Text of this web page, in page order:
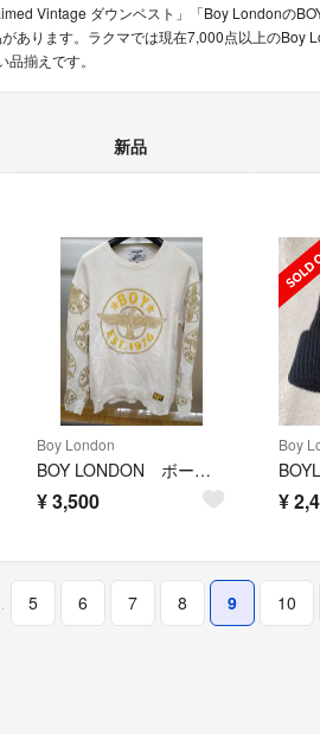
Vintage ダウンベスト」「Boy Londonの
あります。ラクマでは現在7,000点以上の
揃えです。
新品
Boy London
BOY LONDON ボーイロンドン トレーナー スウェットシャツ XL
¥3,500
Boy
¥
5 6 7 8 9 10